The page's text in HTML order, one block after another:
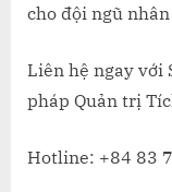
cho đội ngũ nhân
Liên hệ ngay với
pháp Quản trị
Hotline: +84 83